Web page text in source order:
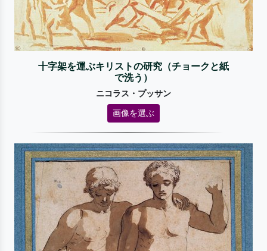
十字架を運ぶキリストの研究（チョークと紙
で洗う）
ニコラス・プッサン
画像を選ぶ